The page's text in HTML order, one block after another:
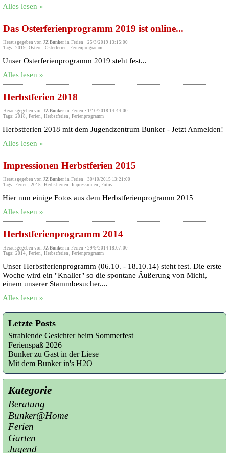
Alles lesen »
Das Osterferienprogramm 2019 ist online...
Herausgegeben von JZ Bunker in Ferien · 25/3/2019 13:15:00
Tags: 2019 , Ostern , Osterferien , Ferienprogramm
Unser Osterferienprogramm 2019 steht fest...
Alles lesen »
Herbstferien 2018
Herausgegeben von JZ Bunker in Ferien · 1/10/2018 14:44:00
Tags: 2018 , Ferien , Herbstferien , Ferienprogramm
Herbstferien 2018 mit dem Jugendzentrum Bunker - Jetzt Anmelden!
Alles lesen »
Impressionen Herbstferien 2015
Herausgegeben von JZ Bunker in Ferien · 30/10/2015 13:21:00
Tags: Ferien , 2015 , Herbstferien , Impressionen , Fotos
Hier nun einige Fotos aus dem Herbstferienprogramm 2015
Alles lesen »
Herbstferienprogramm 2014
Herausgegeben von JZ Bunker in Ferien · 29/9/2014 18:07:00
Tags: 2014, Ferien , Herbstferien , Ferienprogramm
Unser Herbstferienprogramm (06.10. - 18.10.14) steht fest. Die erste
Woche wird ein "Knaller" so die spontane Äußerung von Michi,
einem unserer Stammbesucher....
Alles lesen »
Letzte Posts
Strahlende Gesichter beim Sommerfest
Ferienspaß 2026
Bunker zu Gast in der Liese
Mit dem Bunker in's H2O
Kategorie
Beratung
Bunker@Home
Ferien
Garten
Jugend